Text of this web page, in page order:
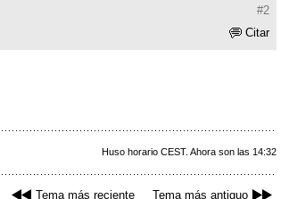
#2
Citar
Huso horario CEST. Ahora son las 14:32
Tema más reciente Tema más antiguo